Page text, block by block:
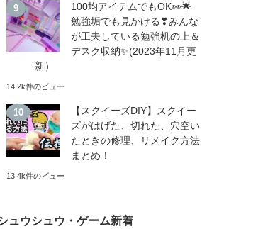
100均アイテムでもOK👀🌟
勉強垢でも見かける❣みんな
が工夫している勉強机の上＆
デスク収納✨(2023年11月更
新）
14.2k件のビュー
【スクイーズDIY】スクイー
ズがはげた、切れた、穴空い
たときの修理、リメイク方法
まとめ！
13.4k件のビュー
ュウシュウ・ゲーム新着